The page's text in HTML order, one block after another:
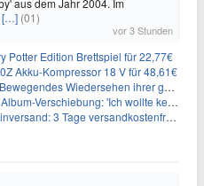
aus dem Jahr 2004. Im
[…] (01)
vor 3 Stunden
Potter Edition Brettspiel für 22,77€
Akku-Kompressor 18 V für 48,61€
ihrer geschiedenen Eltern kurz vor dem Tod ihrer Mutter
'Ich wollte keine persönliche Situation ausnutzen'
3 Tage versandkostenfrei bestellen (MBW 25€)